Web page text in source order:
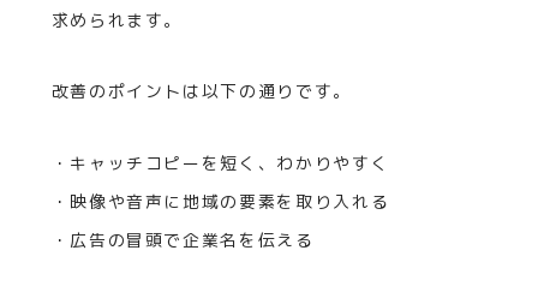
求められます。
改善のポイントは以下の通りです。
・キャッチコピーを短く、わかりやすく
・映像や音声に地域の要素を取り入れる
・広告の冒頭で企業名を伝える